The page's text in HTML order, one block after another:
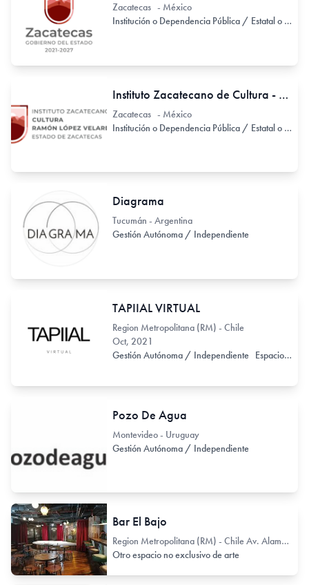
Zacatecas - México
Institución o Dependencia Pública / Estatal o Provincial
Instituto Zacatecano de Cultura - Ramón López Velarde
Zacatecas - México
Institución o Dependencia Pública / Estatal o Provincial
Diagrama
Tucumán - Argentina
Gestión Autónoma / Independiente
TAPIIAL VIRTUAL
Region Metropolitana (RM) - Chile
Oct, 2021
Gestión Autónoma / Independiente Espacio de Exhibición
Pozo De Agua
Montevideo - Uruguay
Gestión Autónoma / Independiente
Bar El Bajo
Region Metropolitana (RM) - Chile Av. Alameda Libertador Bernardo O'Higgins 227
Otro espacio no exclusivo de arte